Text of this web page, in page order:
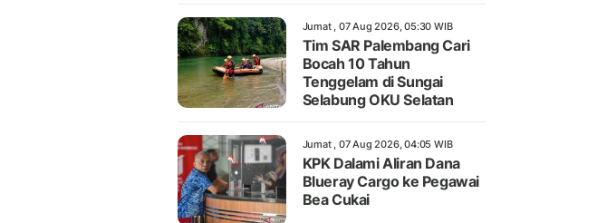
Jumat , 07 Aug 2026, 05:30 WIB
Tim SAR Palembang Cari
Bocah 10 Tahun
Tenggelam di Sungai
Selabung OKU Selatan
Jumat , 07 Aug 2026, 04:05 WIB
KPK Dalami Aliran Dana
Blueray Cargo ke Pegawai
Bea Cukai